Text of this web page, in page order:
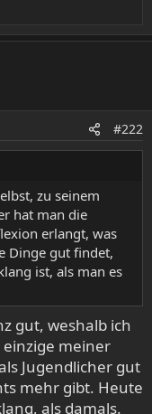
#222
zu seinem
hat man die
erlangt, was
Dinge gut findet,
ist, als man es
gut, weshalb ich
meiner
Jugendlicher gut
mehr gibt. Heute
als damals.